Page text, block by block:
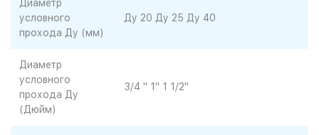
Диаметр
условного
прохода Ду (мм)
Ду 20 Ду 25 Ду 40
Диаметр
условного
прохода Ду
(Дюйм)
3/4 " 1" 1 1/2"